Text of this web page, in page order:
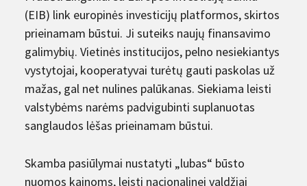
(EIB) link europinės investicijų platformos, skirtos
prieinamam būstui. Ji suteiks naujų finansavimo
galimybių. Vietinės institucijos, pelno nesiekiantys
vystytojai, kooperatyvai turėtų gauti paskolas už
mažas, gal net nulines palūkanas. Siekiama leisti
valstybėms narėms padvigubinti suplanuotas
sanglaudos lėšas prieinamam būstui.
Skamba pasiūlymai nustatyti „lubas“ būsto
nuomos kainoms, leisti nacionalinei valdžiai